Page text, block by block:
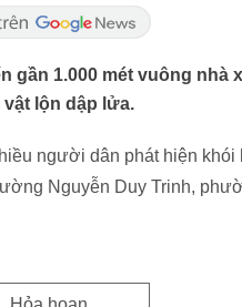
gần 1.000 mét vuông nhà
lộn dập lửa.
người dân phát hiện
Nguyễn Duy Trinh,